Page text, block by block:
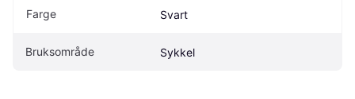
Farge Svart
Bruksområde Sykkel